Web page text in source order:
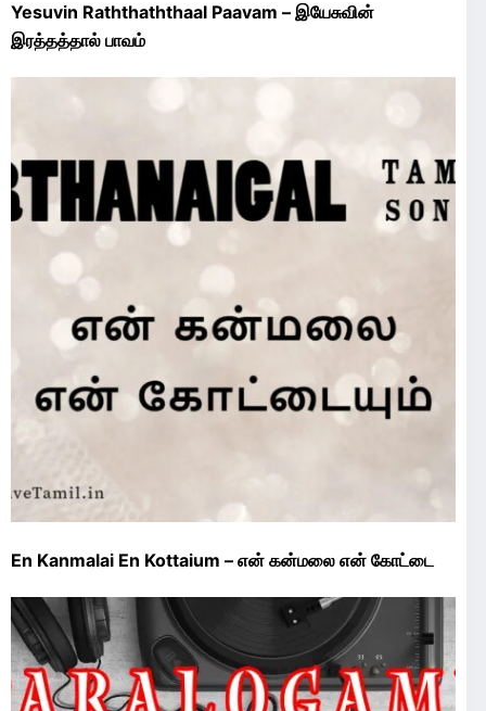
Yesuvin Raththaththaal Paavam – இயேசுவின்
இரத்தத்தால் பாவம்
En Kanmalai En Kottaium – என் கன்மலை என் கோட்டை